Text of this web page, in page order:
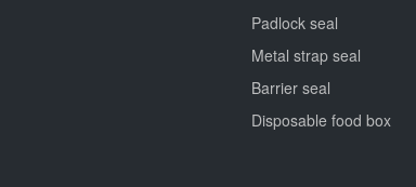
Padlock seal
Metal strap seal
Barrier seal
Disposable food box